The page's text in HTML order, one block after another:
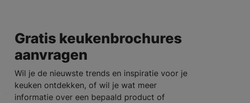
Gratis keukenbrochures
aanvragen
Wil je de nieuwste trends en inspiratie voor je
keuken ontdekken, of wil je wat meer
informatie over een bepaald product of